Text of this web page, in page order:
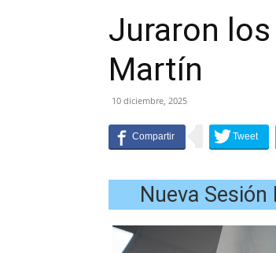
Juraron
Martín
10 diciembre, 2025
Nueva